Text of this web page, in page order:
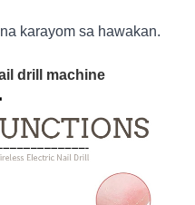
karayom ​​sa hawakan.
drill machine